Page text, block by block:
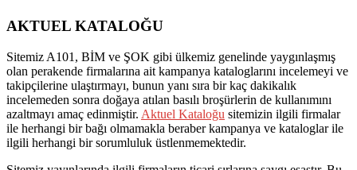
AKTUEL KATALOĞU
Sitemiz A101, BİM ve ŞOK gibi ülkemiz genelinde yaygınlaşmış
olan perakende firmalarına ait kampanya kataloglarını incelemeyi ve
takipçilerine ulaştırmayı, bunun yanı sıra bir kaç dakikalık
incelemeden sonra doğaya atılan basılı broşürlerin de kullanımını
azaltmayı amaç edinmiştir. Aktuel Kataloğu sitemizin ilgili firmalar
ile herhangi bir bağı olmamakla beraber kampanya ve kataloglar ile
ilgili herhangi bir sorumluluk üstlenmemektedir.